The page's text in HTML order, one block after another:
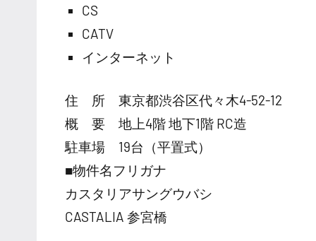
CS
CATV
インターネット
住 所 東京都渋谷区代々木4-52-12
概 要 地上4階 地下1階 RC造
駐車場 19台（平置式）
■物件名フリガナ
カスタリアサングウバシ
CASTALIA 参宮橋